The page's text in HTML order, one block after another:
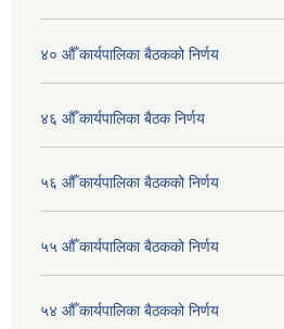
४० औँ कार्यपालिका बैठकको निर्णय
४६ औँ कार्यपालिका बैठक निर्णय
५६ औँ कार्यपालिका बैठकको निर्णय
५५ औँ कार्यपालिका बैठकको निर्णय
५४ औँ कार्यपालिका बैठकको निर्णय